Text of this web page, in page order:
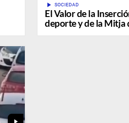
play_arrow SOCIEDAD
El Valor de la
deporte y de la Mitja